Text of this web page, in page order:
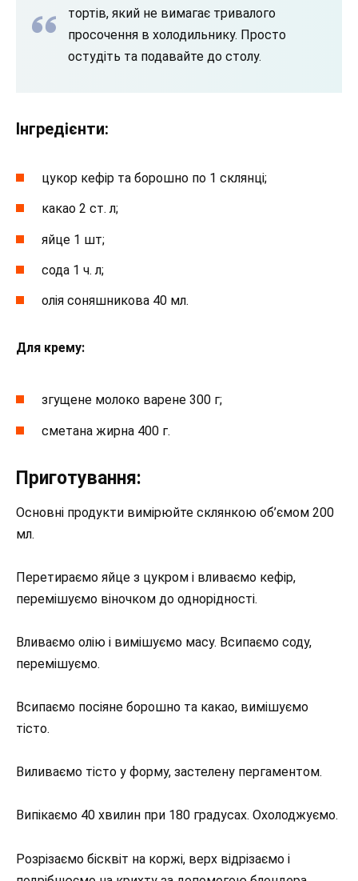
тортів, який не вимагає тривалого
просочення в холодильнику. Просто
остудіть та подавайте до столу.
Інгредієнти:
цукор кефір та борошно по 1 склянці;
какао 2 ст. л;
яйце 1 шт;
сода 1 ч. л;
олія соняшникова 40 мл.
Для крему:
згущене молоко варене 300 г;
сметана жирна 400 г.
Приготування:
Основні продукти вимірюйте склянкою об’ємом 200
мл.
Перетираємо яйце з цукром і вливаємо кефір,
перемішуємо віночком до однорідності.
Вливаємо олію і вимішуємо масу. Всипаємо соду,
перемішуємо.
Всипаємо посіяне борошно та какао, вимішуємо
тісто.
Виливаємо тісто у форму, застелену пергаментом.
Випікаємо 40 хвилин при 180 градусах. Охолоджуємо.
Розрізаємо бісквіт на коржі, верх відрізаємо і